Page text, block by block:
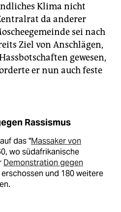
Klima nicht
da anderer
sei nach
Ziel von Anschlägen,
gewesen,
er nun auch feste
Rassismus
das "Massaker von
wo südafrikanische
Demonstration gegen
und 180 weitere